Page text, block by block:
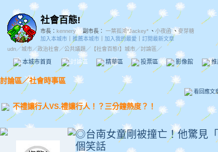
社會百態!
市長： kennery 副市長： 一葉孤鴻*Jackey* 、 小夜函、麥芽糖
加入本城市
推薦本城市 加入我的最愛
訂閱最新文章
udn／城市／政治社會 ／公共議題 ／ 【社會百態!】城市／討論區／
本城市首頁 討論區 精華區 投票區 影像館 推
討論區／社會時事區
看回應文
不禮讓行人VS.禮讓行人！？三分鐘熱度？！
◎台南女童剛被撞亡！他驚見
個笑話